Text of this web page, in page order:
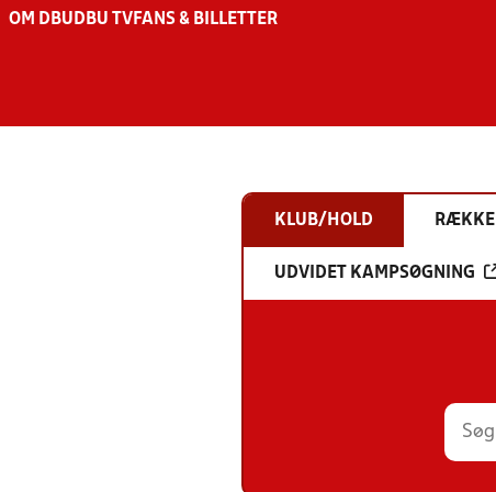
OM DBU DBU TV FANS & BILLETTER
KLUB/HOLD RÆKKE
UDVIDET KAMPSØGNING